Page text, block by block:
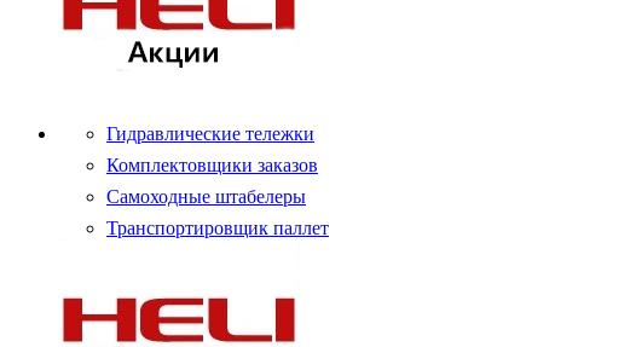
Гидравлические тележки
Комплектовщики заказов
Самоходные штабелеры
Транспортировщик паллет